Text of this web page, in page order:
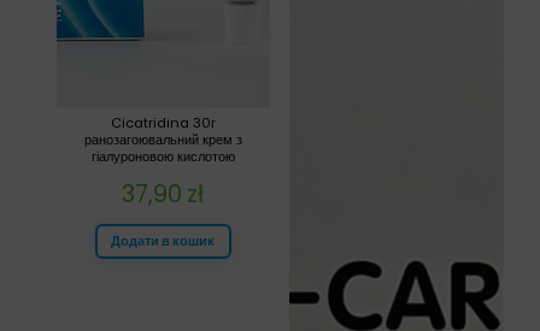
Cicatridina 30г
ранозагоювальний крем з
гіалуроновою кислотою
37,90 zł
Додати в кошик